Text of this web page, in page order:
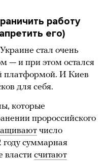
работу
его)
стал очень
— и при этом остался
платформой. И Киев
для себя.
которые
пророссийского
число
году суммарная
власти считают